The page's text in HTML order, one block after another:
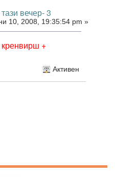
вечер- 3
10, 2008, 19:35:54 pm »
+
Активен